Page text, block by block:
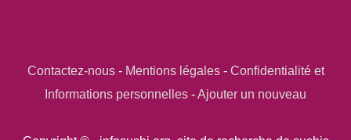
Contactez-nous- Mentions légales- Confidentialité et
Informations personnelles -Ajouter un nouveau